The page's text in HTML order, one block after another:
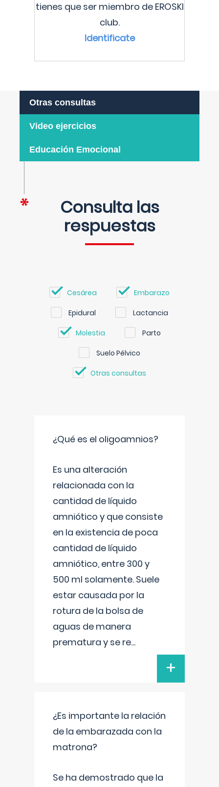
tienes que ser miembro de EROSKI
club.
Identificate
Otras consultas
Video ejercicios
Educación Emocional
Consulta las
respuestas
Cesárea Embarazo
Epidural Lactancia
Molestia Parto
Suelo Pélvico
Otras consultas
¿Qué es el oligoamnios?
Es una alteración
relacionada con la
cantidad de líquido
amniótico y que consiste
en la existencia de poca
cantidad de líquido
amniótico, entre 300 y
500 ml solamente. Suele
estar causada por la
rotura de la bolsa de
aguas de manera
prematura y se re...
+
¿Es importante la relación
de la embarazada con la
matrona?
Se ha demostrado que la